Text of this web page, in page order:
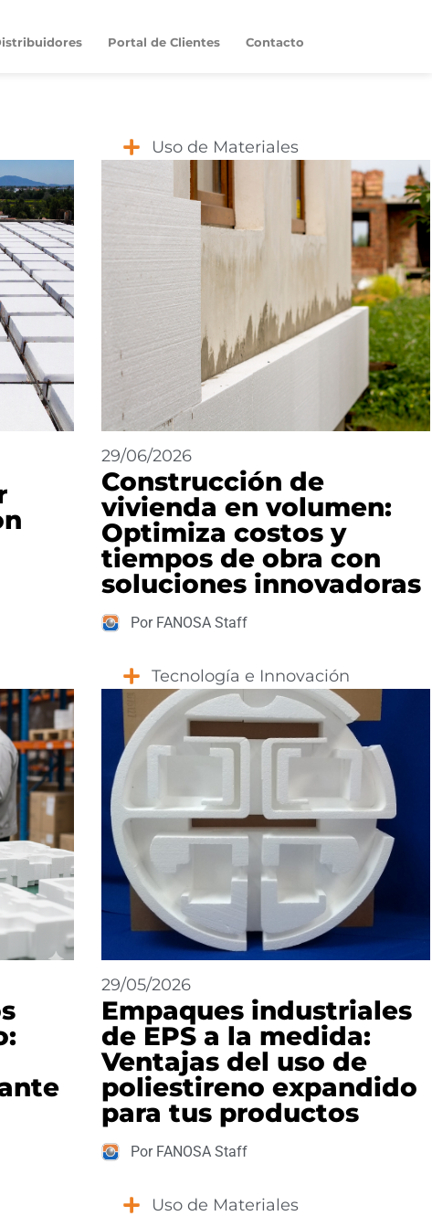
Portal de Clientes Contacto
Uso de Materiales
29/06/2026
Construcción de
vivienda en volumen:
Optimiza costos y
tiempos de obra con
soluciones innovadoras
Por FANOSA Staff
Tecnología e Innovación
29/05/2026
Empaques industriales
de EPS a la medida:
Ventajas del uso de
poliestireno expandido
para tus productos
Por FANOSA Staff
Uso de Materiales